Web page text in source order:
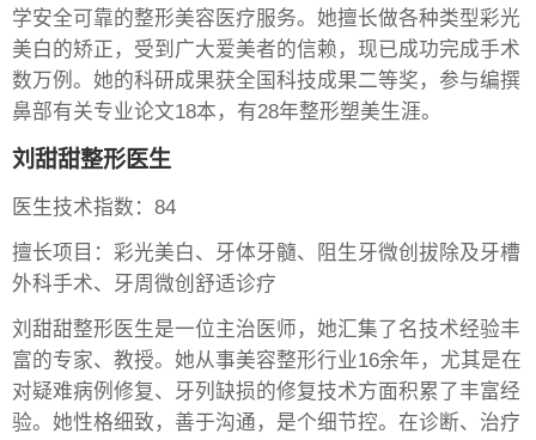
学安全可靠的整形美容医疗服务。她擅长做各种类型彩光
美白的矫正，受到广大爱美者的信赖，现已成功完成手术
数万例。她的科研成果获全国科技成果二等奖，参与编撰
鼻部有关专业论文18本，有28年整形塑美生涯。
刘甜甜整形医生
医生技术指数：84
擅长项目：彩光美白、牙体牙髓、阻生牙微创拔除及牙槽
外科手术、牙周微创舒适诊疗
刘甜甜整形医生是一位主治医师，她汇集了名技术经验丰
富的专家、教授。她从事美容整形行业16余年，尤其是在
对疑难病例修复、牙列缺损的修复技术方面积累了丰富经
验。她性格细致，善于沟通，是个细节控。在诊断、治疗